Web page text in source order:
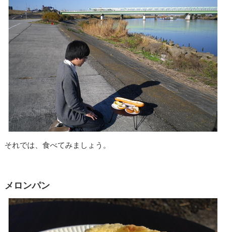
それでは、食べてみましょう。
メロンパン